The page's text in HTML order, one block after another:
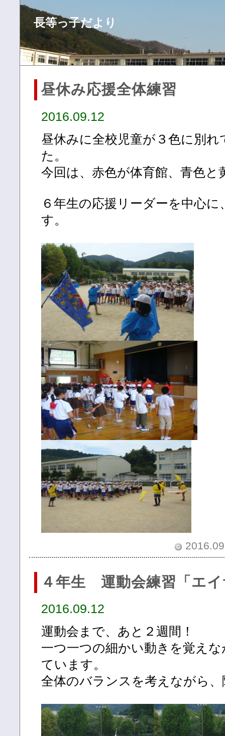
長等っ子だより
昼休み応援全体練習
2016.09.12
昼休みに全校児童が３色に別
た。
今回は、赤色が体育館、青色と
６年生の応援リーダーを中心
す。
４年生 運動会練習「エイ
2016.09.12
運動会まで、あと２週間！
一つ一つの細かい動きを覚え
ています。
全体のバランスを考えながら